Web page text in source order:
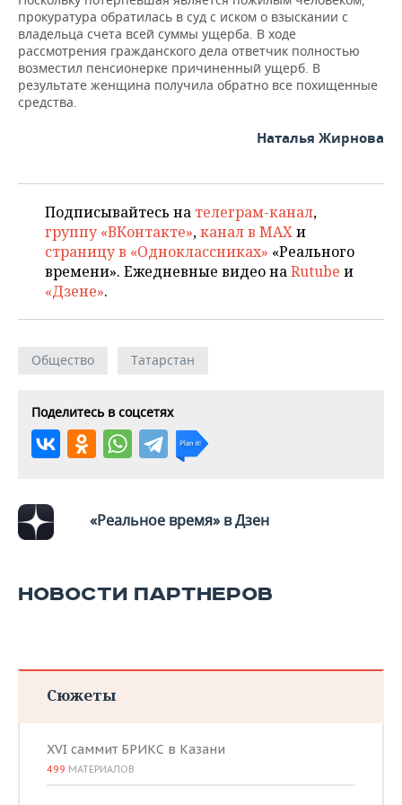
прокуратура обратилась в суд с иском о взыскании с
владельца счета всей суммы ущерба. В ходе
рассмотрения гражданского дела ответчик полностью
возместил пенсионерке причиненный ущерб. В
результате женщина получила обратно все похищенные
средства.
Наталья Жирнова
Подписывайтесь на телеграм-канал,
группу «ВКонтакте»,канал в MAXи
страницу в «Одноклассниках» «Реального
времени». Ежедневные видео наRutube и
«Дзене».
Общество Татарстан
Поделитесь в соцсетях
«Реальное время» в Дзен
НОВОСТИ ПАРТНЕРОВ
Сюжеты
XVI саммит БРИКС в Казани
499 МАТЕРИАЛОВ